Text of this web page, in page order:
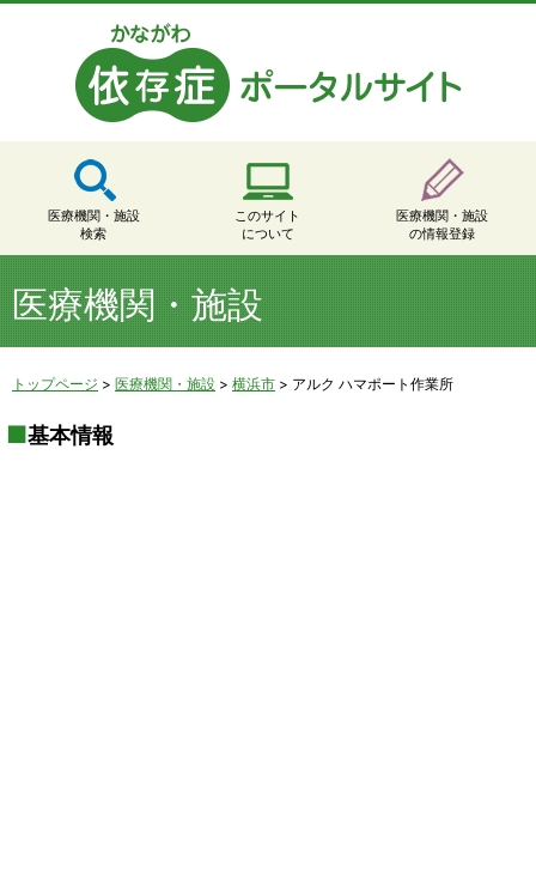
医療機関・施設
検索
このサイト
について
医療機関・施設
の情報登録
医療機関・施設
トップページ > 医療機関・施設 > 横浜市 > アルク ハマポート作業所
基本情報